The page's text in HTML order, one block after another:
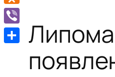
Odnoklassniki
Viber